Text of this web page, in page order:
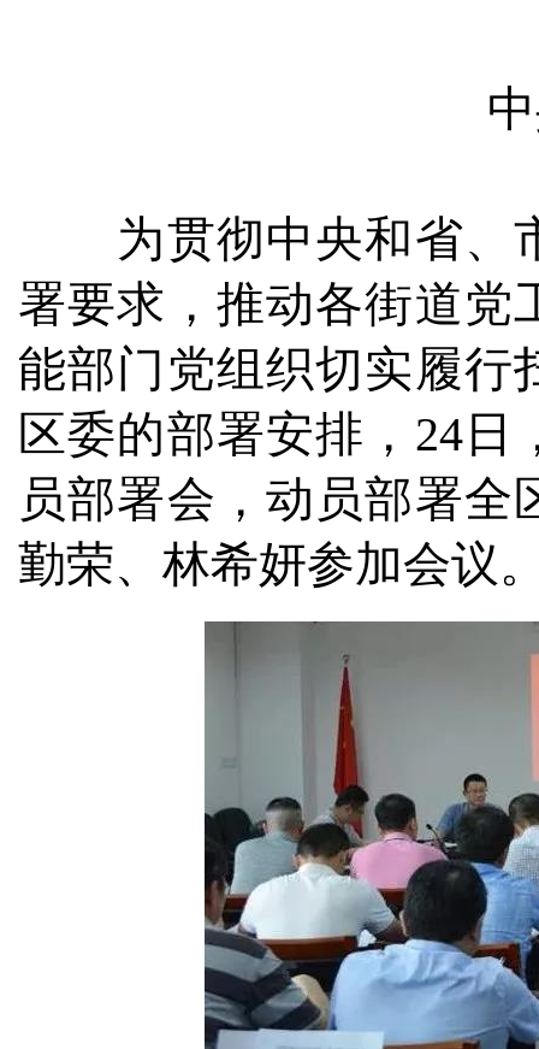
中共
为贯彻中央和省、
署要求，推动各街道党
能部门党组织切实履行
区委的部署安排，24
员部署会，动员部署
勤荣、林希妍参加会议